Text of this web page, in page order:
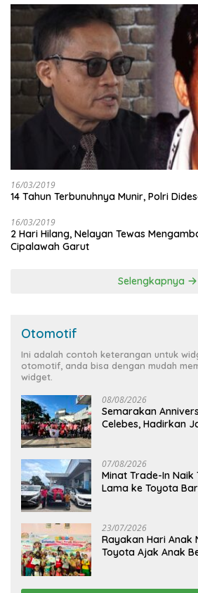
16/03/2019
14 Tahun Terbunuhnya Munir, Polri
16/03/2019
2 Hari Hilang, Nelayan Tewas
Cipalawah Garut
Selengkapnya
Otomotif
Ini adalah contoh keterangan untuk
otomotif, anda bisa dengan mudah
widget.
08/08/2026
Semarakan
Celebes, Hadirkan
07/08/2026
Minat Trade-In Naik
Lama ke Toyota
23/07/2026
Rayakan Hari Anak
Toyota Ajak Anak